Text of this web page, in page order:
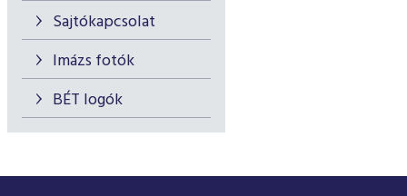
Sajtókapcsolat
Imázs fotók
BÉT logók